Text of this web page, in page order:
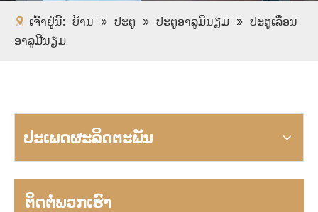
ເຈົ້າຢູ່ນີ້: ບ້ານ » ປະຕູ » ປະຕູອາລູມິນຽມ » ປະຕູເລື່ອນ
ອາລູມີນຽມ
ປະເພດຜະລິດຕະພັນ
ຕິດຕໍ່ພວກເຮົາ